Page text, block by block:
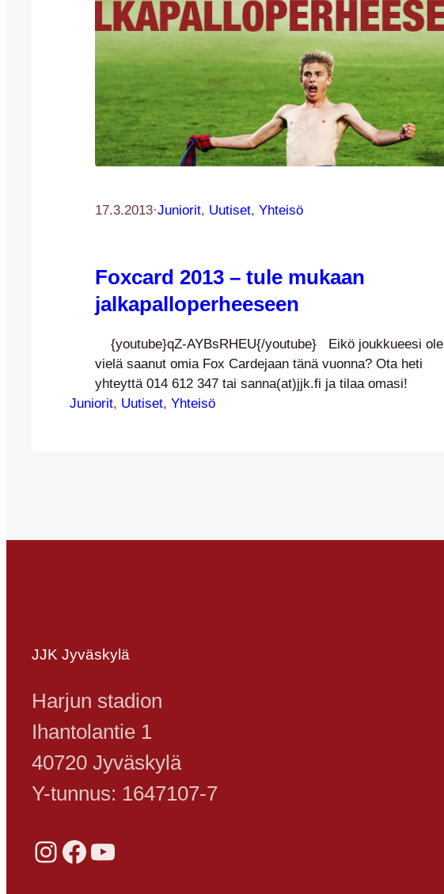
17.3.2013·Juniorit, Uutiset, Yhteisö
Foxcard 2013 – tule mukaan
jalkapalloperheeseen
{youtube}qZ-AYBsRHEU{/youtube} Eikö joukkueesi ole
vielä saanut omia Fox Cardejaan tänä vuonna? Ota heti
yhteyttä 014 612 347 tai sanna(at)jjk.fi ja tilaa omasi!
Juniorit, Uutiset, Yhteisö
JJK Jyväskylä
Harjun stadion
Ihantolantie 1
40720 Jyväskylä
Y-tunnus: 1647107-7
Instagram Facebook YouTube